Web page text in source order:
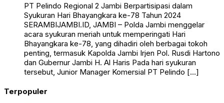
PT Pelindo Regional 2 Jambi Berpartisipasi dalam
Syukuran Hari Bhayangkara ke-78 Tahun 2024
SERAMBIJAMBI.ID, JAMBI – Polda Jambi menggelar
acara syukuran meriah untuk memperingati Hari
Bhayangkara ke-78, yang dihadiri oleh berbagai tokoh
penting, termasuk Kapolda Jambi Irjen Pol. Rusdi Hartono
dan Gubernur Jambi H. Al Haris Pada hari syukuran
tersebut, Junior Manager Komersial PT Pelindo […]
Terpopuler